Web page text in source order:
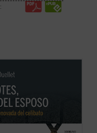
Congregación para los
tiempos en los que
las humillaciones y el
al clero en un